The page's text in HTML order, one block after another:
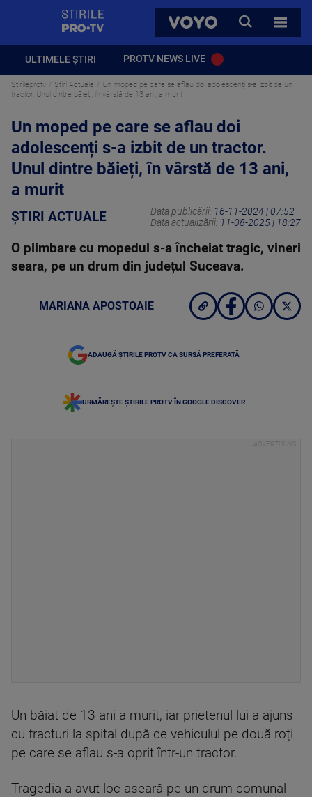
VOYO
CAUTA
TOATE
ULTIMELE ȘTIRI PROTV NEWS LIVE
Stirileprotv Știri Actuale
Un moped pe care se aflau doi adolescenți s-a izbit de un
tractor. Unul dintre băieți, în vârstă de 13 ani, a murit
Un moped pe care se aflau doi
adolescenți s-a izbit de un tractor.
Unul dintre băieți, în vârstă de 13 ani,
a murit
ȘTIRI ACTUALE Data publicării: 16-11-2024 | 07:52
Data actualizării: 11-08-2025 | 18:27
O plimbare cu mopedul s-a încheiat tragic, vineri
seara, pe un drum din județul Suceava.
MARIANA APOSTOAIE
ADAUGĂ ȘTIRILE PROTV CA SURSĂ PREFERATĂ
URMĂREȘTE ȘTIRILE PROTV ÎN GOOGLE DISCOVER
Un băiat de 13 ani a murit, iar prietenul lui a ajuns
cu fracturi la spital după ce vehiculul pe două roți
pe care se aflau s-a oprit într-un tractor.
Tragedia a avut loc aseară pe un drum comunal